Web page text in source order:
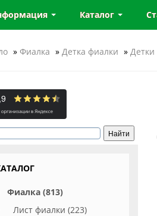
Каталог
» Фиалка » Детка фиалки »
Фиалка (813)
Лист фиалки (223)